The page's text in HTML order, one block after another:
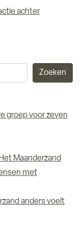
achterop Samen
Zoeken
groep voor zeven
Maanderzand
met
anders voelt